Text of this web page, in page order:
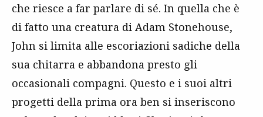
che riesce a far parlare di sé. In quella che è
di fatto una creatura di Adam Stonehouse,
John si limita alle escoriazioni sadiche della
sua chitarra e abbandona presto gli
occasionali compagni. Questo e i suoi altri
progetti della prima ora ben si inseriscono